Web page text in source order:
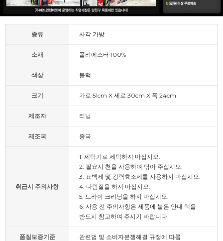
종류 사각 가방
소재 폴리에스터 100%
색상 블랙
크기 가로 51cm X 세로 30cm X 폭 24cm
제조자 리닝
제조국 중국
취급시 주의사항
1. 세탁기로 세탁하지 마십시오.
2. 필요시 천을 사용하여 닦아 주십시오.
3. 표백제 및 강력효소제를 사용하지 마십시오.
4. 다림질을 하지 마십시오.
5. 드라이 크리닝을 하지 마십시오.
6. 사용 전 주의사항은 제품에 붙은 안내 택을
반드시 참고하여 주시기 바랍니다.
품질보증기준 관련법 및 소비자분쟁해결 규정에 따름